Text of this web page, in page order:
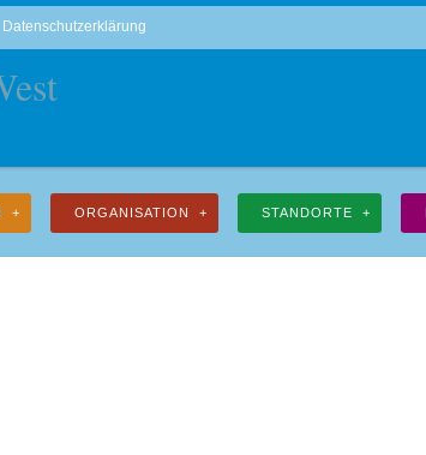
Datenschutzerklärung
ORGANISATION STANDORTE